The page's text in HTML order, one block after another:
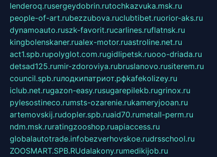
lenderoq.rusergeydobrin.rutochkazvuka.msk.ru
people-of-art.rubezzubova.ruclubtibet.ruorior-aks.ru
dynamoauto.ruszk-favorit.rucarlines.ruflatnsk.ru
kingbolenskaner.rualex-motor.ruastroline.net.ru
act1.spb.rupolyglot.com.rugidlipetsk.ruooo-driada.ru
detsad125.rumir-zdoroviya.rubruslanovo.rusiterem.ru
council.spb.ruлодкипатриот.рфkafekolizey.ru
iclub.net.rugazon-easy.rusugarepilekb.rugrinox.ru
pylesostineco.rumsts-ozarenie.rukameryjooan.ru
artemovskij.rudopler.spb.ruaid70.rumetall-perm.ru
ndm.msk.ruratingzooshop.ruapiaccess.ru
globalautotrade.infobezverhovskoe.rudrsschool.ru
ZOOSMART.SPB.RUdalakony.rumedikijob.ru